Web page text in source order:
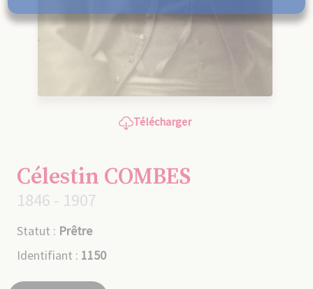
Télécharger
Célestin COMBES
1846 - 1907
Statut : Prêtre
Identifiant : 1150